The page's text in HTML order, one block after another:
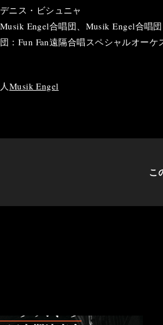
ニス・ビシュニャ
Engel合唱団、Musik Engel合唱
：Fun Fan遠隔合唱スペシャルオーケ
Musik Engel
こ